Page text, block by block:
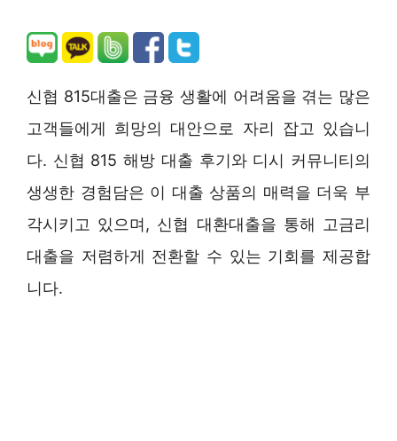
신협 815대출은 금융 생활에 어려움을 겪는 많은
고객들에게 희망의 대안으로 자리 잡고 있습니
다. 신협 815 해방 대출 후기와 디시 커뮤니티의
생생한 경험담은 이 대출 상품의 매력을 더욱 부
각시키고 있으며, 신협 대환대출을 통해 고금리
대출을 저렴하게 전환할 수 있는 기회를 제공합
니다.